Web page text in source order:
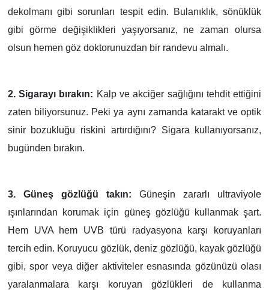
dekolmanı gibi sorunları tespit edin. Bulanıklık, sönüklük
gibi görme değişiklikleri yaşıyorsanız, ne zaman olursa
olsun hemen göz doktorunuzdan bir randevu almalı.
2. Sigarayı bırakın: Kalp ve akciğer sağlığını tehdit ettiğini
zaten biliyorsunuz. Peki ya aynı zamanda katarakt ve optik
sinir bozukluğu riskini artırdığını? Sigara kullanıyorsanız,
bugünden bırakın.
3. Güneş gözlüğü takın: Güneşin zararlı ultraviyole
ışınlarından korumak için güneş gözlüğü kullanmak şart.
Hem UVA hem UVB türü radyasyona karşı koruyanları
tercih edin. Koruyucu gözlük, deniz gözlüğü, kayak gözlüğü
gibi, spor veya diğer aktiviteler esnasında gözünüzü olası
yaralanmalara karşı koruyan gözlükleri de kullanma